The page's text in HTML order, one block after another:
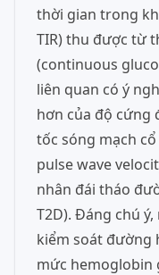
thời gian trong
TIR) thu được từ
(continuous
liên quan có ý
hơn của độ cứng
tốc sóng mạch
pulse wave
nhân đái tháo
T2D). Đáng chú
kiểm soát đường
mức hemoglobin